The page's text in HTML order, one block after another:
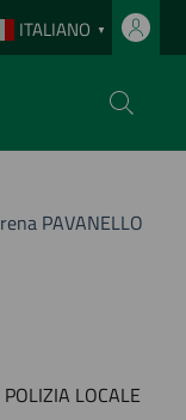
ITALIANO ▼
PAVANELLO
LOCALE